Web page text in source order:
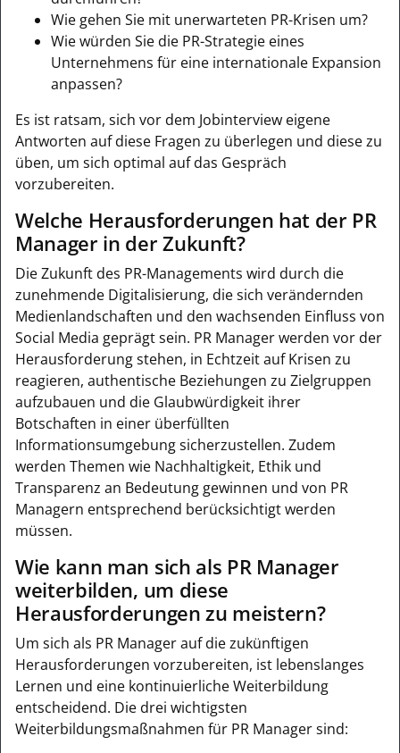
Wie gehen Sie mit unerwarteten PR-Krisen um?
Wie würden Sie die PR-Strategie eines
Unternehmens für eine internationale Expansion
anpassen?
Es ist ratsam, sich vor dem Jobinterview eigene
Antworten auf diese Fragen zu überlegen und diese zu
üben, um sich optimal auf das Gespräch
vorzubereiten.
Welche Herausforderungen hat der PR
Manager in der Zukunft?
Die Zukunft des PR-Managements wird durch die
zunehmende Digitalisierung, die sich verändernden
Medienlandschaften und den wachsenden Einfluss von
Social Media geprägt sein. PR Manager werden vor der
Herausforderung stehen, in Echtzeit auf Krisen zu
reagieren, authentische Beziehungen zu Zielgruppen
aufzubauen und die Glaubwürdigkeit ihrer
Botschaften in einer überfüllten
Informationsumgebung sicherzustellen. Zudem
werden Themen wie Nachhaltigkeit, Ethik und
Transparenz an Bedeutung gewinnen und von PR
Managern entsprechend berücksichtigt werden
müssen.
Wie kann man sich als PR Manager
weiterbilden, um diese
Herausforderungen zu meistern?
Um sich als PR Manager auf die zukünftigen
Herausforderungen vorzubereiten, ist lebenslanges
Lernen und eine kontinuierliche Weiterbildung
entscheidend. Die drei wichtigsten
Weiterbildungsmaßnahmen für PR Manager sind: